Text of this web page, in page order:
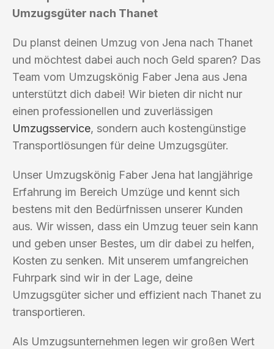
Umzugsgüter nach Thanet
Du planst deinen Umzug von Jena nach Thanet
und möchtest dabei auch noch Geld sparen? Das
Team vom Umzugskönig Faber Jena aus Jena
unterstützt dich dabei! Wir bieten dir nicht nur
einen professionellen und zuverlässigen
Umzugsservice, sondern auch kostengünstige
Transportlösungen für deine Umzugsgüter.
Unser Umzugskönig Faber Jena hat langjährige
Erfahrung im Bereich Umzüge und kennt sich
bestens mit den Bedürfnissen unserer Kunden
aus. Wir wissen, dass ein Umzug teuer sein kann
und geben unser Bestes, um dir dabei zu helfen,
Kosten zu senken. Mit unserem umfangreichen
Fuhrpark sind wir in der Lage, deine
Umzugsgüter sicher und effizient nach Thanet zu
transportieren.
Als Umzugsunternehmen legen wir großen Wert